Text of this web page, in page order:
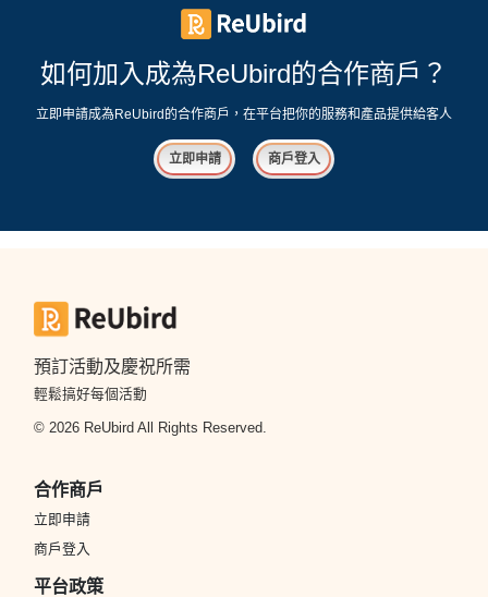
如何加入成為ReUbird的合作商戶？
立即申請成為ReUbird的合作商戶，在平台把你的服務和產品提供給客人
立即申請 商戶登入
預訂活動及慶祝所需
輕鬆搞好每個活動
© 2026 ReUbird All Rights Reserved.
合作商戶
立即申請
商戶登入
平台政策